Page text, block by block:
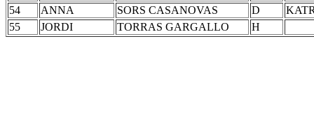
54
ANNA SORS CASANOVAS D
55
JORDI TORRAS GARGALLO H